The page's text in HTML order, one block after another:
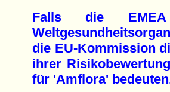
Falls die
die EU-Kommission
ihrer
für 'Amflora'